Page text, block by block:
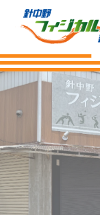
HOME
当院のご案
診療案内
営業日